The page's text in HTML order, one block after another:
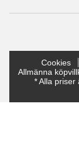
Cookies
Allmänna
* Alla priser